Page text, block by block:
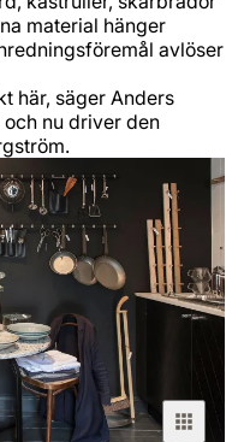
material hänger
avlöser
här, säger Anders
nu driver den